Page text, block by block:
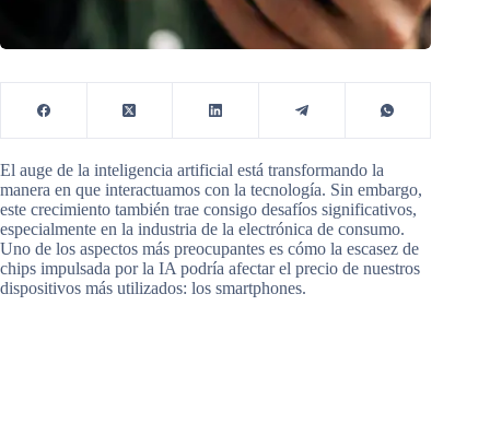
El auge de la inteligencia artificial está transformando la
manera en que interactuamos con la tecnología. Sin embargo,
este crecimiento también trae consigo desafíos significativos,
especialmente en la industria de la electrónica de consumo.
Uno de los aspectos más preocupantes es cómo la escasez de
chips impulsada por la IA podría afectar el precio de nuestros
dispositivos más utilizados: los smartphones.